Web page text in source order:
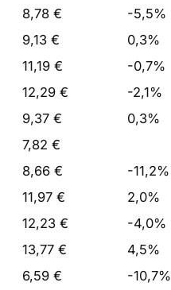
8,78 €
-5,5%
9,13 €
0,3%
11,19 €
-0,7%
12,29 €
-2,1%
9,37 €
0,3%
7,82 €
8,66 €
-11,2%
11,97 €
2,0%
12,23 €
-4,0%
13,77 €
4,5%
6,59 €
-10,7%